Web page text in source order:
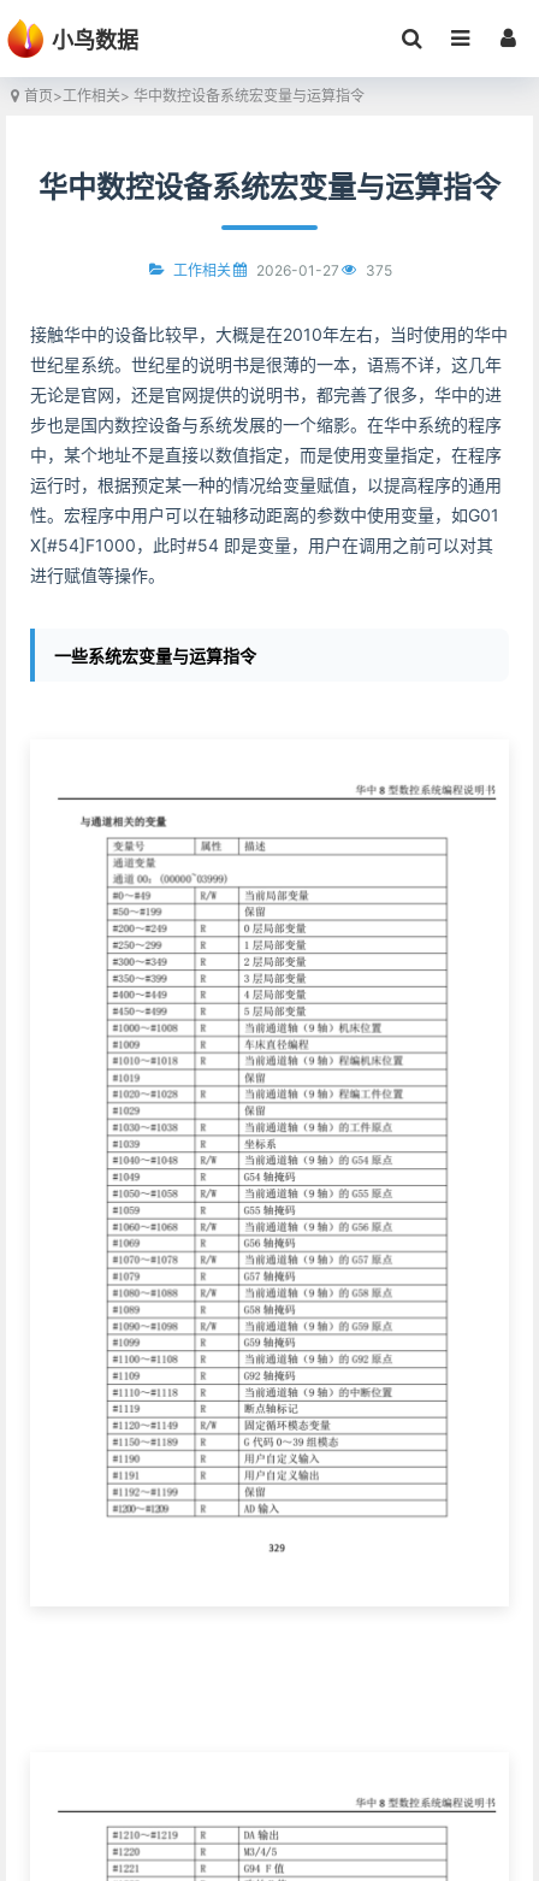
小鸟数据
首页>工作相关> 华中数控设备系统宏变量与运算指令
华中数控设备系统宏变量与运算指令
工作相关 2026-01-27 375
接触华中的设备比较早，大概是在2010年左右，当时使用的华中
世纪星系统。世纪星的说明书是很薄的一本，语焉不详，这几年
无论是官网，还是官网提供的说明书，都完善了很多，华中的进
步也是国内数控设备与系统发展的一个缩影。在华中系统的程序
中，某个地址不是直接以数值指定，而是使用变量指定，在程序
运行时，根据预定某一种的情况给变量赋值，以提高程序的通用
性。宏程序中用户可以在轴移动距离的参数中使用变量，如G01
X[#54]F1000，此时#54 即是变量，用户在调用之前可以对其
进行赋值等操作。
一些系统宏变量与运算指令